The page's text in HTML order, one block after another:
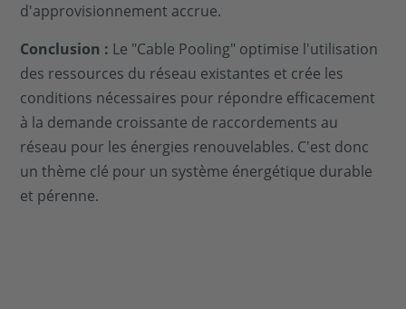
d'approvisionnement accrue.
Conclusion : Le "Cable Pooling" optimise l'utilisation
des ressources du réseau existantes et crée les
conditions nécessaires pour répondre efficacement
à la demande croissante de raccordements au
réseau pour les énergies renouvelables. C'est donc
un thème clé pour un système énergétique durable
et pérenne.